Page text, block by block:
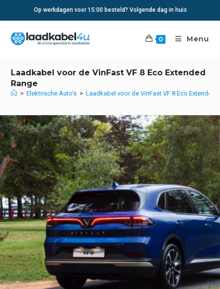
Op werkdagen voor 15:00 besteld? Volgende dag in huis
0 Menu
Laadkabel voor de VinFast VF 8 Eco Extended
Range
> Elektrische Auto's > Laadkabel voor de VinFast VF 8 Eco Extended